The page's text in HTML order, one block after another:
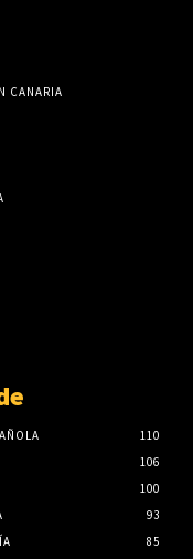
CANARIA
110
106
100
93
85